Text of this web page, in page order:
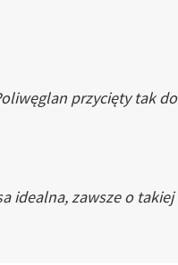
przycięty tak
idealna, zawsze o takiej